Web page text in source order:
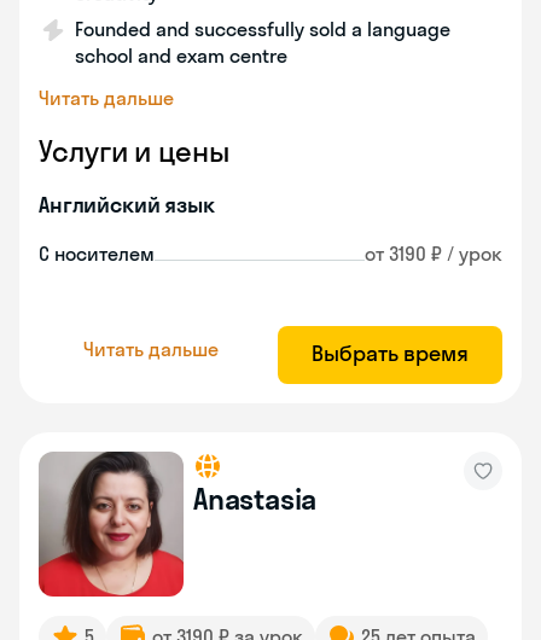
Founded and successfully sold a language
school and exam centre
Читать дальше
Услуги и цены
Английский язык
С носителем от 3190 ₽ / урок
Читать дальше Выбрать время
Anastasia